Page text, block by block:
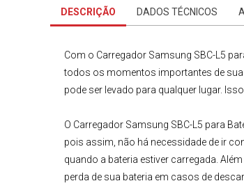
DESCRIÇÃO DADOS TÉCNICOS
Com o Carregador Samsung SBC-L5
todos os momentos importantes de sua
pode ser levado para qualquer lugar.
O Carregador Samsung SBC-L5 para
pois assim, não há necessidade de ir
quando a bateria estiver carregada.
perda de sua bateria em casos de